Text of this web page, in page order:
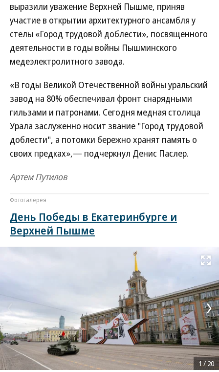
выразили уважение Верхней Пышме, приняв
участие в открытии архитектурного ансамбля у
стелы «Город трудовой доблести», посвященного
деятельности в годы войны Пышминского
медеэлектролитного завода.
«В годы Великой Отечественной войны уральский
завод на 80% обеспечивал фронт снарядными
гильзами и патронами. Сегодня медная столица
Урала заслуженно носит звание "Город трудовой
доблести", а потомки бережно хранят память о
своих предках»,— подчеркнул Денис Паслер.
Артем Путилов
Фотогалерея
День Победы в Екатеринбурге и
Верхней Пышме
Развернуть
1/ 20